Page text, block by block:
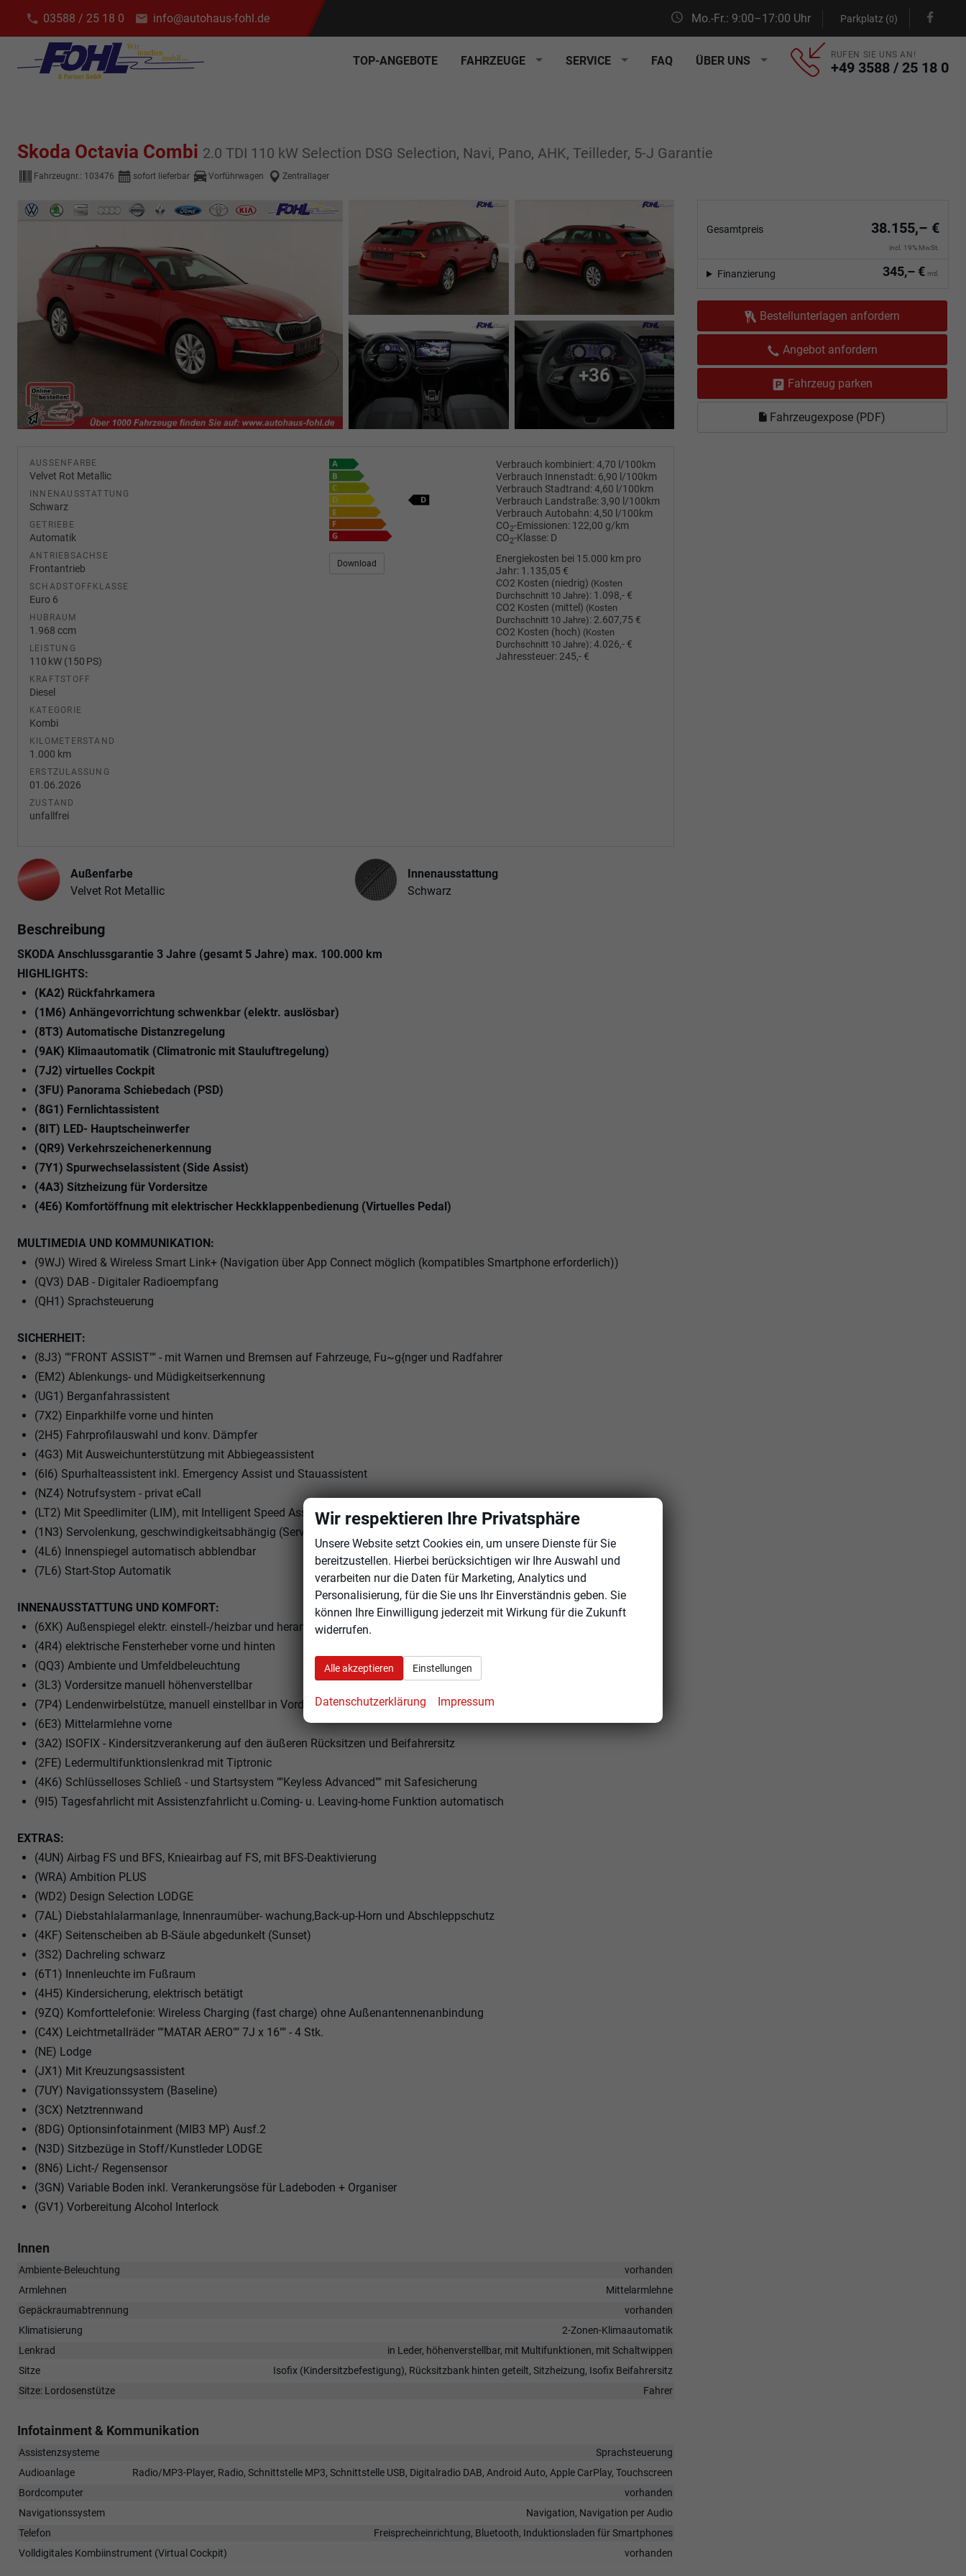
03588 / 25 18 0 info@autohaus-fohl.de Mo.-Fr.: 9:00–17:00 Uhr Parkplatz (0)
TOP-ANGEBOTE FAHRZEUGE SERVICE FAQ ÜBER UNS RUFEN SIE UNS AN!
+49 3588 / 25 18 0
Skoda Octavia Combi 2.0 TDI 110 kW Selection DSG Selection, Navi, Pano, AHK, Teilleder, 5-J Garantie
Fahrzeugnr.: 103476 sofort lieferbar Vorführwagen Zentrallager
Gesamtpreis 38.155,– €
incl. 19% MwSt.
345,– € mtl.
Finanzierung
Bestellunterlagen anfordern
Angebot anfordern
Fahrzeug parken
Fahrzeugexpose (PDF)
+36
AUSSENFARBE
Velvet Rot Metallic
INNENAUSSTATTUNG
Schwarz
GETRIEBE
Automatik
ANTRIEBSACHSE
Frontantrieb
SCHADSTOFFKLASSE
Euro 6
HUBRAUM
1.968 ccm
LEISTUNG
110 kW (150 PS)
KRAFTSTOFF
Diesel
KATEGORIE
Kombi
KILOMETERSTAND
1.000 km
ERSTZULASSUNG
01.06.2026
ZUSTAND
unfallfrei
Verbrauch kombiniert:4,70 l/100km
Verbrauch Innenstadt: 6,90 l/100km
Verbrauch Stadtrand:4,60 l/100km
Verbrauch Landstraße: 3,90 l/100km
Verbrauch Autobahn:4,50 l/100km
CO2-Emissionen: 122,00 g/km
CO2-Klasse: D
Download
Energiekosten bei 15.000 km pro
Jahr: 1.135,05 €
CO2 Kosten (niedrig) (Kosten
Durchschnitt 10 Jahre): 1.098,- €
CO2 Kosten (mittel) (Kosten
Durchschnitt 10 Jahre): 2.607,75 €
CO2 Kosten (hoch) (Kosten
Durchschnitt 10 Jahre):4.026,- €
Jahressteuer: 245,- €
Außenfarbe
Velvet Rot Metallic
Innenausstattung
Innenausstattung
Schwarz
Beschreibung
SKODA Anschlussgarantie 3 Jahre (gesamt 5 Jahre) max. 100.000 km
HIGHLIGHTS:
(KA2) Rückfahrkamera
(1M6) Anhängevorrichtung schwenkbar (elektr. auslösbar)
(8T3) Automatische Distanzregelung
(9AK) Klimaautomatik (Climatronic mit Stauluftregelung)
(7J2) virtuelles Cockpit
(3FU) Panorama Schiebedach (PSD)
(8G1) Fernlichtassistent
(8IT) LED- Hauptscheinwerfer
(QR9) Verkehrszeichenerkennung
(7Y1) Spurwechselassistent (Side Assist)
(4A3) Sitzheizung für Vordersitze
(4E6) Komfortöffnung mit elektrischer Heckklappenbedienung (Virtuelles Pedal)
MULTIMEDIA UND KOMMUNIKATION:
(9WJ) Wired & Wireless Smart Link+ (Navigation über App Connect möglich (kompatibles Smartphone erforderlich))
(QV3) DAB - Digitaler Radioempfang
(QH1) Sprachsteuerung
SICHERHEIT:
(8J3) ""FRONT ASSIST"" - mit Warnen und Bremsen auf Fahrzeuge, Fu~g{nger und Radfahrer
(EM2) Ablenkungs- und Müdigkeitserkennung
(UG1) Berganfahrassistent
(7X2) Einparkhilfe vorne und hinten
(2H5) Fahrprofilauswahl und konv. Dämpfer
(4G3) Mit Ausweichunterstützung mit Abbiegeassistent
(6I6) Spurhalteassistent inkl. Emergency Assist und Stauassistent
(NZ4) Notrufsystem - privat eCall
(LT2) Mit Speedlimiter (LIM), mit Intelligent Speed Assist (ISA)
(1N3) Servolenkung, geschwindigkeitsabhängig (Servotronic)
(4L6) Innenspiegel automatisch abblendbar
(7L6) Start-Stop Automatik
INNENAUSSTATTUNG UND KOMFORT:
(6XK) Außenspiegel elektr. einstell-/heizbar und heranklappbar automatisch abblendbar auf Fahrerseite
(4R4) elektrische Fensterheber vorne und hinten
(QQ3) Ambiente und Umfeldbeleuchtung
(3L3) Vordersitze manuell höhenverstellbar
(7P4) Lendenwirbelstütze, manuell einstellbar in Vordersitzlehnen
(6E3) Mittelarmlehne vorne
(3A2) ISOFIX - Kindersitzverankerung auf den äußeren Rücksitzen und Beifahrersitz
(2FE) Ledermultifunktionslenkrad mit Tiptronic
(4K6) Schlüsselloses Schließ - und Startsystem ""Keyless Advanced"" mit Safesicherung
(9I5) Tagesfahrlicht mit Assistenzfahrlicht u.Coming- u. Leaving-home Funktion automatisch
EXTRAS:
(4UN) Airbag FS und BFS, Knieairbag auf FS, mit BFS-Deaktivierung
(WRA) Ambition PLUS
(WD2) Design Selection LODGE
(7AL) Diebstahlalarmanlage, Innenraumüber- wachung,Back-up-Horn und Abschleppschutz
(4KF) Seitenscheiben ab B-Säule abgedunkelt (Sunset)
(3S2) Dachreling schwarz
(6T1) Innenleuchte im Fußraum
(4H5) Kindersicherung, elektrisch betätigt
(9ZQ) Komforttelefonie: Wireless Charging (fast charge) ohne Außenantennenanbindung
(C4X) Leichtmetallräder ""MATAR AERO"" 7J x 16"" - 4 Stk.
(NE) Lodge
(JX1) Mit Kreuzungsassistent
(7UY) Navigationssystem (Baseline)
(3CX) Netztrennwand
(8DG) Optionsinfotainment (MIB3 MP) Ausf.2
(N3D) Sitzbezüge in Stoff/Kunstleder LODGE
(8N6) Licht-/ Regensensor
(3GN) Variable Boden inkl. Verankerungsöse für Ladeboden + Organiser
(GV1) Vorbereitung Alcohol Interlock
Innen
Ambiente-Beleuchtung
vorhanden
Armlehnen
Mittelarmlehne
Gepäckraumabtrennung
vorhanden
Klimatisierung
2-Zonen-Klimaautomatik
Lenkrad
in Leder, höhenverstellbar, mit Multifunktionen, mit Schaltwippen
Sitze
Isofix (Kindersitzbefestigung), Rücksitzbank hinten geteilt, Sitzheizung, Isofix Beifahrersitz
Sitze: Lordosenstütze
Fahrer
Infotainment & Kommunikation
Assistenzsysteme
Sprachsteuerung
Audioanlage
Radio/MP3-Player, Radio, Schnittstelle MP3, Schnittstelle USB, Digitalradio DAB, Android Auto, Apple CarPlay, Touchscreen
Bordcomputer
vorhanden
Navigationssystem
Navigation, Navigation per Audio
Telefon
Freisprecheinrichtung, Bluetooth, Induktionsladen für Smartphones
Volldigitales Kombiinstrument (Virtual Cockpit)
vorhanden
Wir respektieren Ihre Privatsphäre
Unsere Website setzt Cookies ein, um unsere Dienste für Sie
bereitzustellen. Hierbei berücksichtigen wir Ihre Auswahl und
verarbeiten nur die Daten für Marketing, Analytics und
Personalisierung, für die Sie uns Ihr Einverständnis geben. Sie
können Ihre Einwilligung jederzeit mit Wirkung für die Zukunft
widerrufen.
Alle akzeptieren Einstellungen
Datenschutzerklärung Impressum